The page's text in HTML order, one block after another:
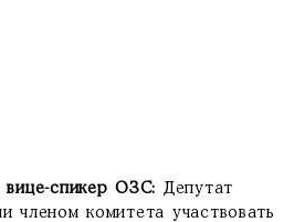
вице-спикер ОЗС: Депутат
членом комитета участвовать